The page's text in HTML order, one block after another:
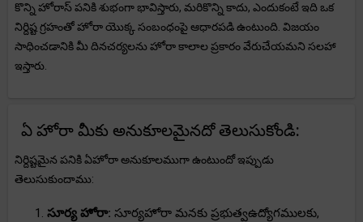
కొన్ని హోరాస్ పనికి శుభంగా భావిస్తారు, మరికొన్ని కాదు, ఎందుకంటే ఇది ఒక
నిర్దిష్ట గ్రహంతో హోరా యొక్క సంబంధంపై ఆధారపడి ఉంటుంది. విజయం
సాధించడానికి మీ దినచర్యలను హోరా కాలాల ప్రకారం వేరుచేయమని సలహా
ఇస్తారు.
ఏ హోరా మీకు అనుకూలమైనదో తెలుసుకోండి:
నిర్దిష్టమైన పనికి ఏహోరా అనుకూలముగా ఉంటుందో ఇప్పుడు
తెలుసుకుందాము:
సూర్య హోరా: సూర్యహోరా మనకు ప్రభుత్వఉద్యోగములకు,